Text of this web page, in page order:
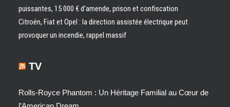
puissantes, 15 000 € d’amende, prison et confiscation
Citroën, Fiat et Opel : la direction assistée électrique peut
provoquer un incendie, rappel massif
TV
Rolls-Royce Phantom : Un Héritage Familial au Cœur de